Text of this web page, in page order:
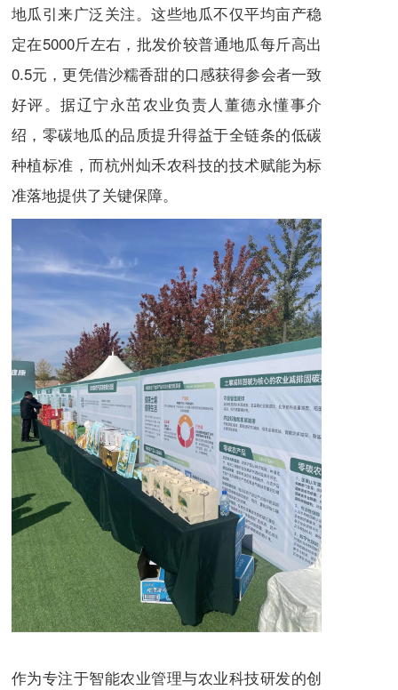
地瓜引来广泛关注。这些地瓜不仅平均亩产稳
定在5000斤左右，批发价较普通地瓜每斤高出
0.5元，更凭借沙糯香甜的口感获得参会者一致
好评。据辽宁永茁农业负责人董德永懂事介
绍，零碳地瓜的品质提升得益于全链条的低碳
种植标准，而杭州灿禾农科技的技术赋能为标
准落地提供了关键保障。
作为专注于智能农业管理与农业科技研发的创